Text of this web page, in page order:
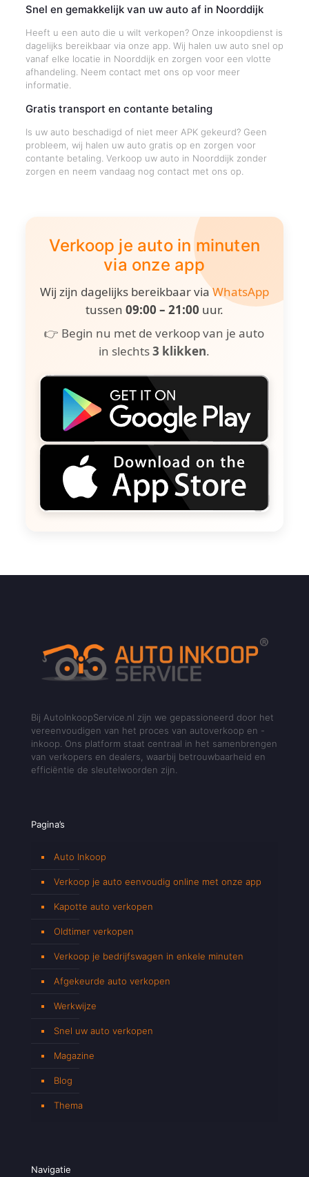
Snel en gemakkelijk van uw auto af in Noorddijk
Heeft u een auto die u wilt verkopen? Onze inkoopdienst is
dagelijks bereikbaar via onze app. Wij halen uw auto snel op
vanaf elke locatie in Noorddijk en zorgen voor een vlotte
afhandeling. Neem contact met ons op voor meer
informatie.
Gratis transport en contante betaling
Is uw auto beschadigd of niet meer APK gekeurd? Geen
probleem, wij halen uw auto gratis op en zorgen voor
contante betaling. Verkoop uw auto in Noorddijk zonder
zorgen en neem vandaag nog contact met ons op.
Verkoop je auto in minuten
via onze app
Wij zijn dagelijks bereikbaar viaWhatsApp
tussen 09:00 – 21:00 uur.
👉 Begin nu met de verkoop van je auto
in slechts3 klikken.
Bij AutoInkoopService.nl zijn we gepassioneerd door het
vereenvoudigen van het proces van autoverkoop en -
inkoop. Ons platform staat centraal in het samenbrengen
van verkopers en dealers, waarbij betrouwbaarheid en
efficiëntie de sleutelwoorden zijn.
Pagina’s
Auto Inkoop
Verkoop je auto eenvoudig online met onze app
Kapotte auto verkopen
Oldtimer verkopen
Verkoop je bedrijfswagen in enkele minuten
Afgekeurde auto verkopen
Werkwijze
Snel uw auto verkopen
Magazine
Blog
Thema
Navigatie